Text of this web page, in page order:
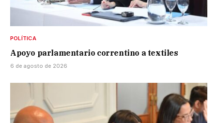
POLÍTICA
Apoyo parlamentario correntino a textiles
6 de agosto de 2026